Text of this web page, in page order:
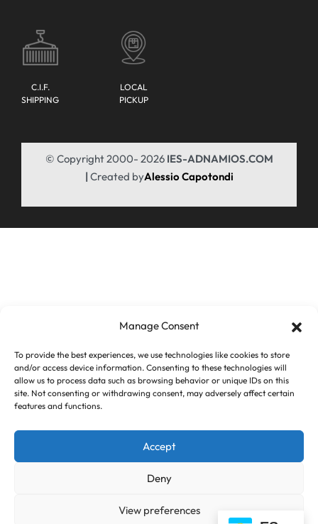
Manage Consent
To provide the best experiences, we use technologies like cookies to store
and/or access device information. Consenting to these technologies will
allow us to process data such as browsing behavior or unique IDs on this
site. Not consenting or withdrawing consent, may adversely affect certain
features and functions.
Accept
Deny
View preferences
C.I.F.
SHIPPING
LOCAL
PICKUP
© Copyright 2000- 2026 IES-ADNAMIOS.COM
| Created byAlessio Capotondi